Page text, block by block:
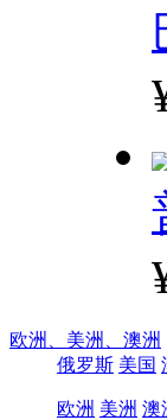
欧洲、 美洲、 澳洲
俄罗斯 美国
欧洲 美洲 澳